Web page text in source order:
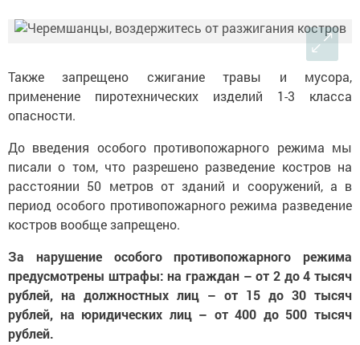
Также запрещено сжигание травы и мусора,
применение пиротехнических изделий 1-3 класса
опасности.
До введения особого противопожарного режима мы
писали о том, что разрешено разведение костров на
расстоянии 50 метров от зданий и сооружений, а в
период особого противопожарного режима разведение
костров вообще запрещено.
За нарушение особого противопожарного режима
предусмотрены штрафы: на граждан – от 2 до 4 тысяч
рублей, на должностных лиц – от 15 до 30 тысяч
рублей, на юридических лиц – от 400 до 500 тысяч
рублей.